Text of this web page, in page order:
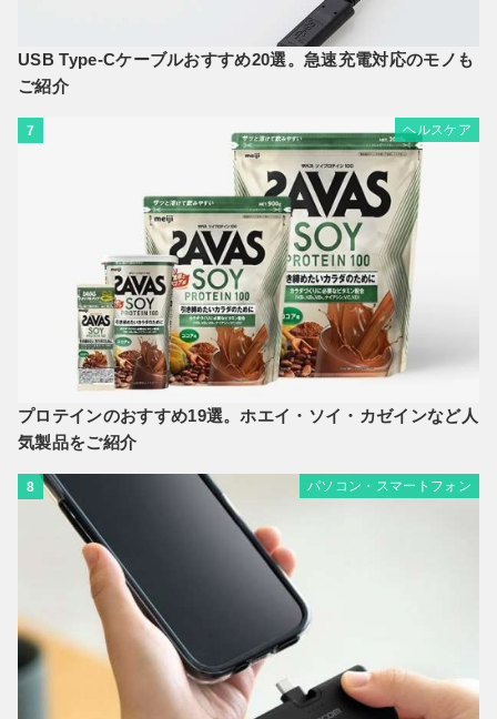
USB Type-Cケーブルおすすめ20選。急速充電対応のモノも
ご紹介
7 ヘルスケア
プロテインのおすすめ19選。ホエイ・ソイ・カゼインなど人
気製品をご紹介
8 パソコン・スマートフォン